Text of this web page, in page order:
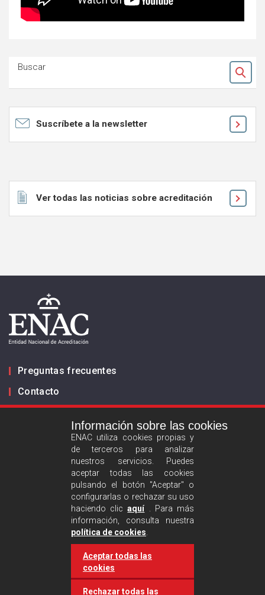
Buscar
Ok
Suscríbete a la newsletter
Ver todas las noticias sobre acreditación
Preguntas frecuentes
Contacto
Política de privacidad
Política de cookies
Información sobre las cookies
ENAC utiliza cookies propias y
de terceros para analizar
nuestros servicios. Puedes
aceptar todas las cookies
pulsando el botón "Aceptar" o
configurarlas o rechazar su uso
haciendo clicaquí. Para más
información, consulta nuestra
política de cookies
Aceptar todas las
cookies
Rechazar todas las